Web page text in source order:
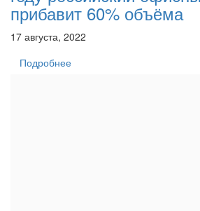
прибавит 60% объёма
17 августа, 2022
Подробнее